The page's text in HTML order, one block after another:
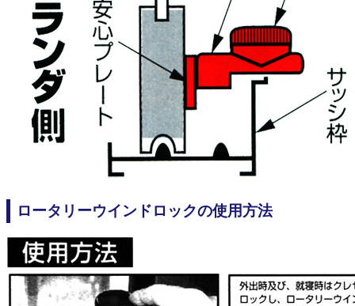
ロータリーウインドロックの使用方法